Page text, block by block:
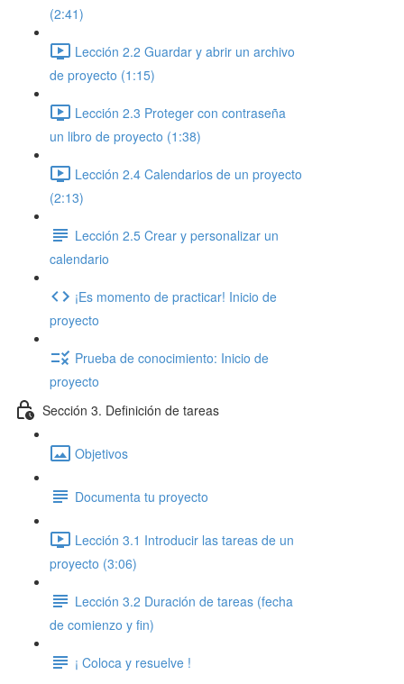
(2:41)
Lección 2.2 Guardar y abrir un archivo
de proyecto (1:15)
Lección 2.3 Proteger con contraseña
un libro de proyecto (1:38)
Lección 2.4 Calendarios de un proyecto
(2:13)
Lección 2.5 Crear y personalizar un
calendario
¡Es momento de practicar! Inicio de
proyecto
Prueba de conocimiento: Inicio de
proyecto
Sección 3. Definición de tareas
Objetivos
Documenta tu proyecto
Lección 3.1 Introducir las tareas de un
proyecto (3:06)
Lección 3.2 Duración de tareas (fecha
de comienzo y fin)
¡ Coloca y resuelve !